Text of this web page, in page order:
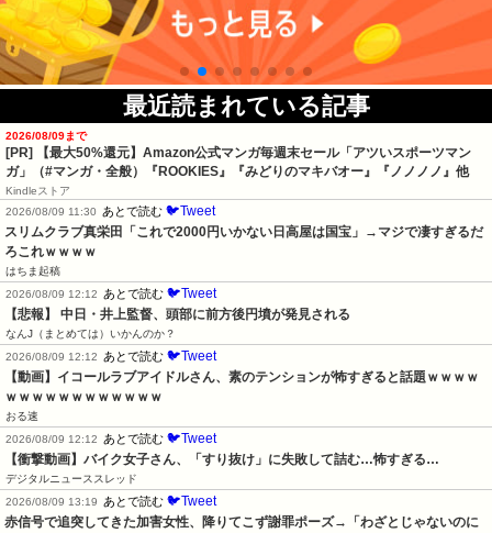
最近読まれている記事
2026/08/09まで
[PR]
【最大50%還元】Amazon公式マンガ毎週末セール「アツいスポーツマン
ガ」（#マンガ・全般）『ROOKIES』『みどりのマキバオー』『ノノノノ』他
Kindleストア
2026/08/09 11:30 あとで読む 🐦Tweet
スリムクラブ真栄田「これで2000円いかない日高屋は国宝」→マジで凄すぎるだ
ろこれｗｗｗｗ
はちま起稿
2026/08/09 12:12 あとで読む 🐦Tweet
【悲報】 中日・井上監督、頭部に前方後円墳が発見される
なんJ（まとめては）いかんのか？
2026/08/09 12:12 あとで読む 🐦Tweet
【動画】イコールラブアイドルさん、素のテンションが怖すぎると話題ｗｗｗｗ
ｗｗｗｗｗｗｗｗｗｗｗｗ
おる速
2026/08/09 12:12 あとで読む 🐦Tweet
【衝撃動画】バイク女子さん、「すり抜け」に失敗して詰む…怖すぎる…
デジタルニューススレッド
2026/08/09 13:19 あとで読む 🐦Tweet
赤信号で追突してきた加害女性、降りてこず謝罪ポーズ→「わざとじゃないのに